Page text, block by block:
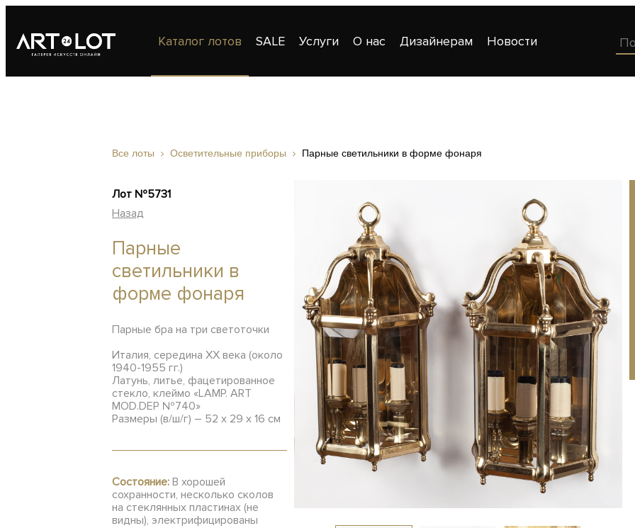
Каталог лотов SALE Услуги О нас Дизайнерам Новости
Все лоты Осветительные приборы Парные светильники в форме фонаря
Лот №5731
Назад
Парные
светильники в
форме фонаря
Парные бра на три светоточки
Италия, середина ХХ века (около
1940-1955 гг.)
Латунь, литье, фацетированное
стекло, клеймо «LAMP. ART
MOD.DEP №740»
Размеры (в/ш/г) – 52 х 29 х 16 см
Состояние: В хорошей
сохранности, несколько сколов
на стеклянных пластинах (не
видны), электрифицированы